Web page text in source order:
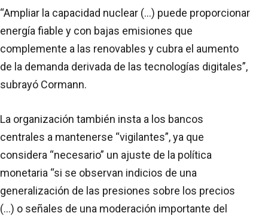
“Ampliar la capacidad nuclear (...) puede proporcionar
energía fiable y con bajas emisiones que
complemente a las renovables y cubra el aumento
de la demanda derivada de las tecnologías digitales”,
subrayó Cormann.
La organización también insta a los bancos
centrales a mantenerse “vigilantes”, ya que
considera “necesario” un ajuste de la política
monetaria “si se observan indicios de una
generalización de las presiones sobre los precios
(...) o señales de una moderación importante del